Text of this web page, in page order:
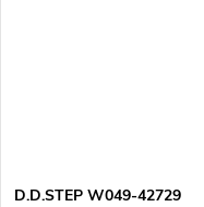
D.D.STEP W049-42729